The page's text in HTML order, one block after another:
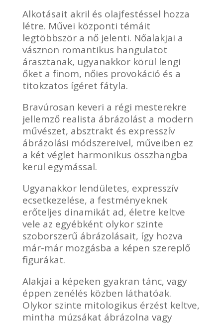
Alkotásait akril és olajfestéssel hozza
létre. Művei központi témáit
legtöbbször a nő jelenti. Nőalakjai a
vásznon romantikus hangulatot
árasztanak, ugyanakkor körül lengi
őket a finom, nőies provokáció és a
titokzatos ígéret fátyla.
Bravúrosan keveri a régi mesterekre
jellemző realista ábrázolást a modern
művészet, absztrakt és expresszív
ábrázolási módszereivel, műveiben ez
a két véglet harmonikus összhangba
kerül egymással.
Ugyanakkor lendületes, expresszív
ecsetkezelése, a festményeknek
erőteljes dinamikát ad, életre keltve
vele az egyébként olykor szinte
szoborszerű ábrázolásait, így hozva
már-már mozgásba a képen szereplő
figurákat.
Alakjai a képeken gyakran tánc, vagy
éppen zenélés közben láthatóak.
Olykor szinte mitologikus érzést keltve,
mintha múzsákat ábrázolna vagy